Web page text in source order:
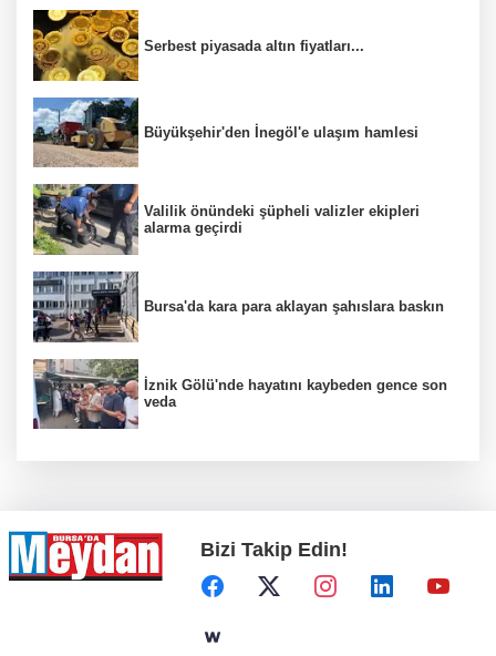
Serbest piyasada altın fiyatları...
Büyükşehir'den İnegöl'e ulaşım hamlesi
Valilik önündeki şüpheli valizler ekipleri
alarma geçirdi
Bursa'da kara para aklayan şahıslara baskın
İznik Gölü'nde hayatını kaybeden gence son
veda
Bizi Takip Edin!